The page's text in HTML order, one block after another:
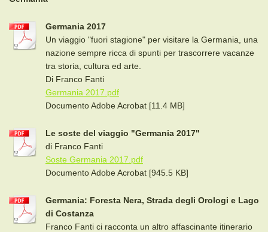
Germania 2017
Un viaggio "fuori stagione" per visitare la Germania, una
nazione sempre ricca di spunti per trascorrere vacanze
tra storia, cultura ed arte.
Di Franco Fanti
Germania 2017.pdf
Documento Adobe Acrobat [11.4 MB]
Le soste del viaggio "Germania 2017"
di Franco Fanti
Soste Germania 2017.pdf
Documento Adobe Acrobat [945.5 KB]
Germania: Foresta Nera, Strada degli Orologi e Lago
di Costanza
Franco Fanti ci racconta un altro affascinante itinerario